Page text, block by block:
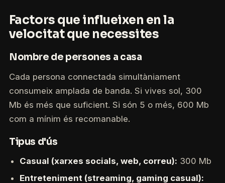
Factors que influeixen en la
velocitat que necessites
Nombre de persones a casa
Cada persona connectada simultàniament
consumeix amplada de banda. Si vives sol, 300
Mb és més que suficient. Si són 5 o més, 600 Mb
com a mínim és recomanable.
Tipus d'ús
Casual (xarxes socials, web, correu): 300 Mb
Entreteniment (streaming, gaming casual):